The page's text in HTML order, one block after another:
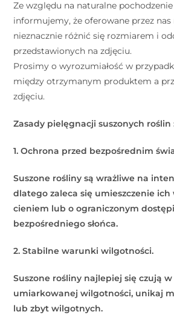
Ze względu na naturalne
informujemy, że oferowane przez
nieznacznie różnić się rozmiarem i
przedstawionych na zdjęciu.
Prosimy o wyrozumiałość w
między otrzymanym produktem a
zdjęciu.
Zasady pielęgnacji suszonych roślin
1. Ochrona przed bezpośrednim
Suszone rośliny są wrażliwe na
dlatego zaleca się umieszczenie ich
cieniem lub o ograniczonym
bezpośredniego słońca.
2. Stabilne warunki wilgotności.
Suszone rośliny najlepiej się czują
umiarkowanej wilgotności, unikaj
lub zbyt wilgotnych.